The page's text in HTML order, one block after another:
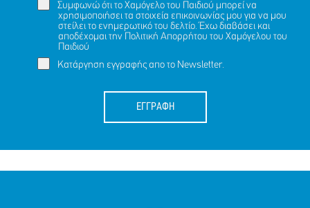
Συμφωνώ ότι το Χαμόγελο του Παιδιού μπορεί να
χρησιμοποιήσει τα στοιχεία επικοινωνίας μου για να μου
στείλει το ενημερωτικό του δελτίο. Έχω διαβάσει και
αποδέχομαι την Πολιτική Απορρήτου του Χαμόγελου του
Παιδιού
Κατάργηση εγγραφής απο το Newsletter.
ΕΓΓΡΑΦΗ